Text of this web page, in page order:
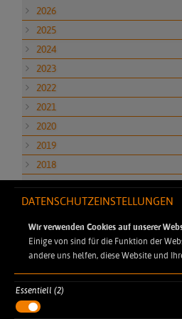
DATENSCHUTZEINSTELLUNGEN
Wir verwenden Cookies auf unserer
Einige von sind für die Funktion der
andere uns helfen, diese Website und
Essentiell (2)
2026
2025
2024
2023
2022
2021
2020
2019
2018
2017
2016
2015